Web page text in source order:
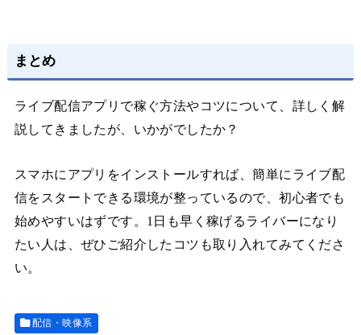
まとめ
ライブ配信アプリで稼ぐ方法やコツについて、詳しく解
説してきましたが、いかがでしたか？
スマホにアプリをインストールすれば、簡単にライブ配
信をスタートできる環境が整っているので、初心者でも
始めやすいはずです。1日も早く稼げるライバーになり
たい人は、ぜひご紹介したコツも取り入れてみてくださ
い。
配信・映像系